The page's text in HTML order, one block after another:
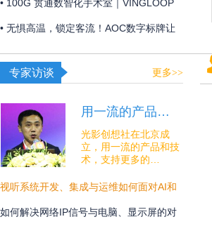
频带宽
ENC助您实现画质同步
• 100G 贯通数智化手术室｜VINGLOOP
构建 OR over IP 网络底座
• 无惧高温，锁定客流！AOC数字标牌让
夏日线下经济突破“屏”障！
专家访谈 更多>>
用一流的产品…
光影创想社在北京成
立，用一流的产品和技
术，支持更多的…
视听系统开发、集成与运维如何面对AI和
安全的挑战？
如何解决网络IP信号与电脑、显示屏的对